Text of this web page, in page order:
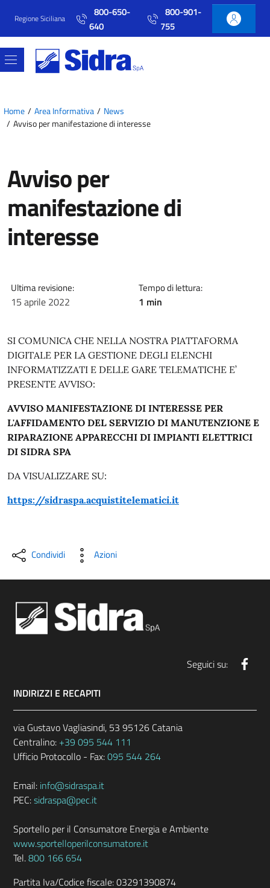
Vai al contenuto principale
Vai al menu principale
Regione Siciliana
800-650-
640
800-901-
755
Home Area Informativa
News
Avviso per manifestazione di interesse
Avviso per
manifestazione di
interesse
Ultima revisione:
15 aprile 2022
Tempo di lettura:
1 min
SI COMUNICA CHE NELLA NOSTRA PIATTAFORMA
DIGITALE PER LA GESTIONE DEGLI ELENCHI
INFORMATIZZATI E DELLE GARE TELEMATICHE E’
PRESENTE AVVISO:
AVVISO MANIFESTAZIONE DI INTERESSE PER
L'AFFIDAMENTO DEL SERVIZIO DI MANUTENZIONE E
RIPARAZIONE APPARECCHI DI IMPIANTI ELETTRICI
DI SIDRA SPA
DA VISUALIZZARE SU:
https://sidraspa.acquistitelematici.it
Condividi Azioni
Seguici su:
INDIRIZZI E RECAPITI
via Gustavo Vagliasindi, 53 95126 Catania
Centralino: +39 095 544 111
Ufficio Protocollo - Fax:095 544 264
Email: info@sidraspa.it
PEC:sidraspa@pec.it
Sportello per il Consumatore Energia e Ambiente
www.sportelloperilconsumatore.it
Tel.800 166 654
Partita Iva/Codice fiscale: 03291390874